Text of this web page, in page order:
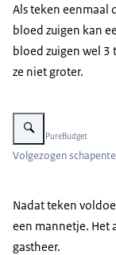
Als teken eenmaal
bloed zuigen kan
bloed zuigen wel
ze niet groter.
Vergroot afbeelding
Beeld: © PureBudget
Volgezogen
Nadat teken
een mannetje. Het
gastheer.